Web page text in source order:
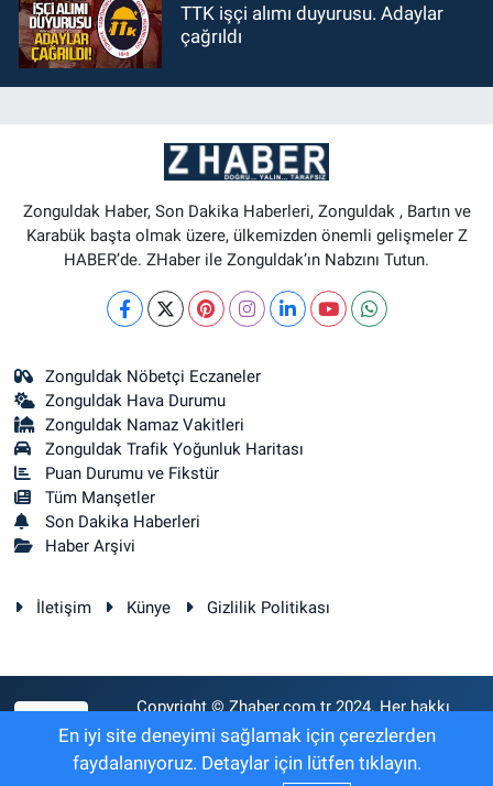
TTK işçi alımı duyurusu. Adaylar
çağrıldı
Zonguldak Haber, Son Dakika Haberleri, Zonguldak , Bartın ve
Karabük başta olmak üzere, ülkemizden önemli gelişmeler Z
HABER’de. ZHaber ile Zonguldak’ın Nabzını Tutun.
Zonguldak Nöbetçi Eczaneler
Zonguldak Hava Durumu
Zonguldak Namaz Vakitleri
Zonguldak Trafik Yoğunluk Haritası
Puan Durumu ve Fikstür
Tüm Manşetler
Son Dakika Haberleri
Haber Arşivi
İletişim Künye Gizlilik Politikası
Copyright © Zhaber.com.tr 2024. Her hakkı
saklıdır.
En iyi site deneyimi sağlamak için çerezlerden
faydalanıyoruz. Detaylar için lütfen tıklayın.